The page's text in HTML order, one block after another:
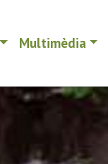
Multimèdia